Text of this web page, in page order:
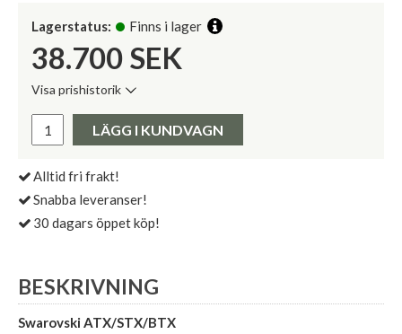
Lagerstatus: Finns i lager
38.700 SEK
Visa prishistorik
Pris:
LÄGG I KUNDVAGN
Alltid fri frakt!
Snabba leveranser!
30 dagars öppet köp!
BESKRIVNING
Swarovski ATX/STX/BTX